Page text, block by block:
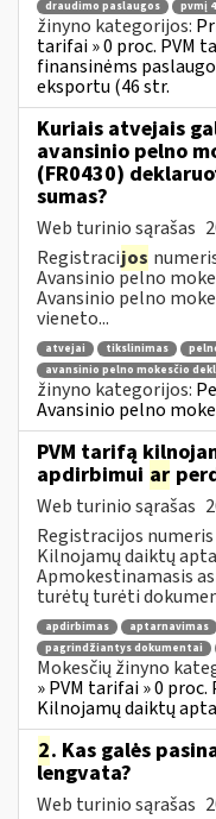
draudimo paslaugos
pvmį
žinyno kategorijos:
tarifai » 0 proc. PVM
finansinėms
eksportu (46 str.
Kuriais atvejais
avansinio pelno
(FR0430)
sumas?
Web turinio sąrašas
Registracijos
Avansinio pelno
Avansinio pelno
vieneto...
atvejai tikslinimas
avansinio pelno mokesčio
žinyno kategorijos:
Avansinio pelno
PVM tarifą
apdirbimui ar
Web turinio sąrašas
Registracijos
Kilnojamų daiktų
Apmokestinamasis
turėtų turėti
apdirbimas aptarnavimas
pagrindžiantys dokumentai
Mokesčių žinyno
» PVM tarifai » 0
Kilnojamų daiktų
2. Kas galės
lengvata?
Web turinio sąrašas